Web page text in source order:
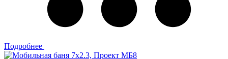
Подробнее